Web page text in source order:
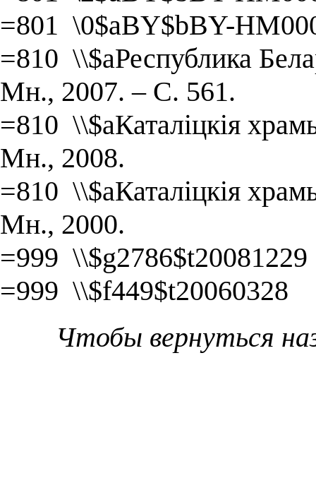
=801 \0$aBY$bBY-
=810 \\$aРеспублика
Мн., 2007. – С. 561.
=810 \\$aКаталіцкія
Мн., 2008.
=810 \\$aКаталіцкія
Мн., 2000.
=999 \\$g2786$t20081229
=999 \\$f449$t20060328
Чтобы вернуться